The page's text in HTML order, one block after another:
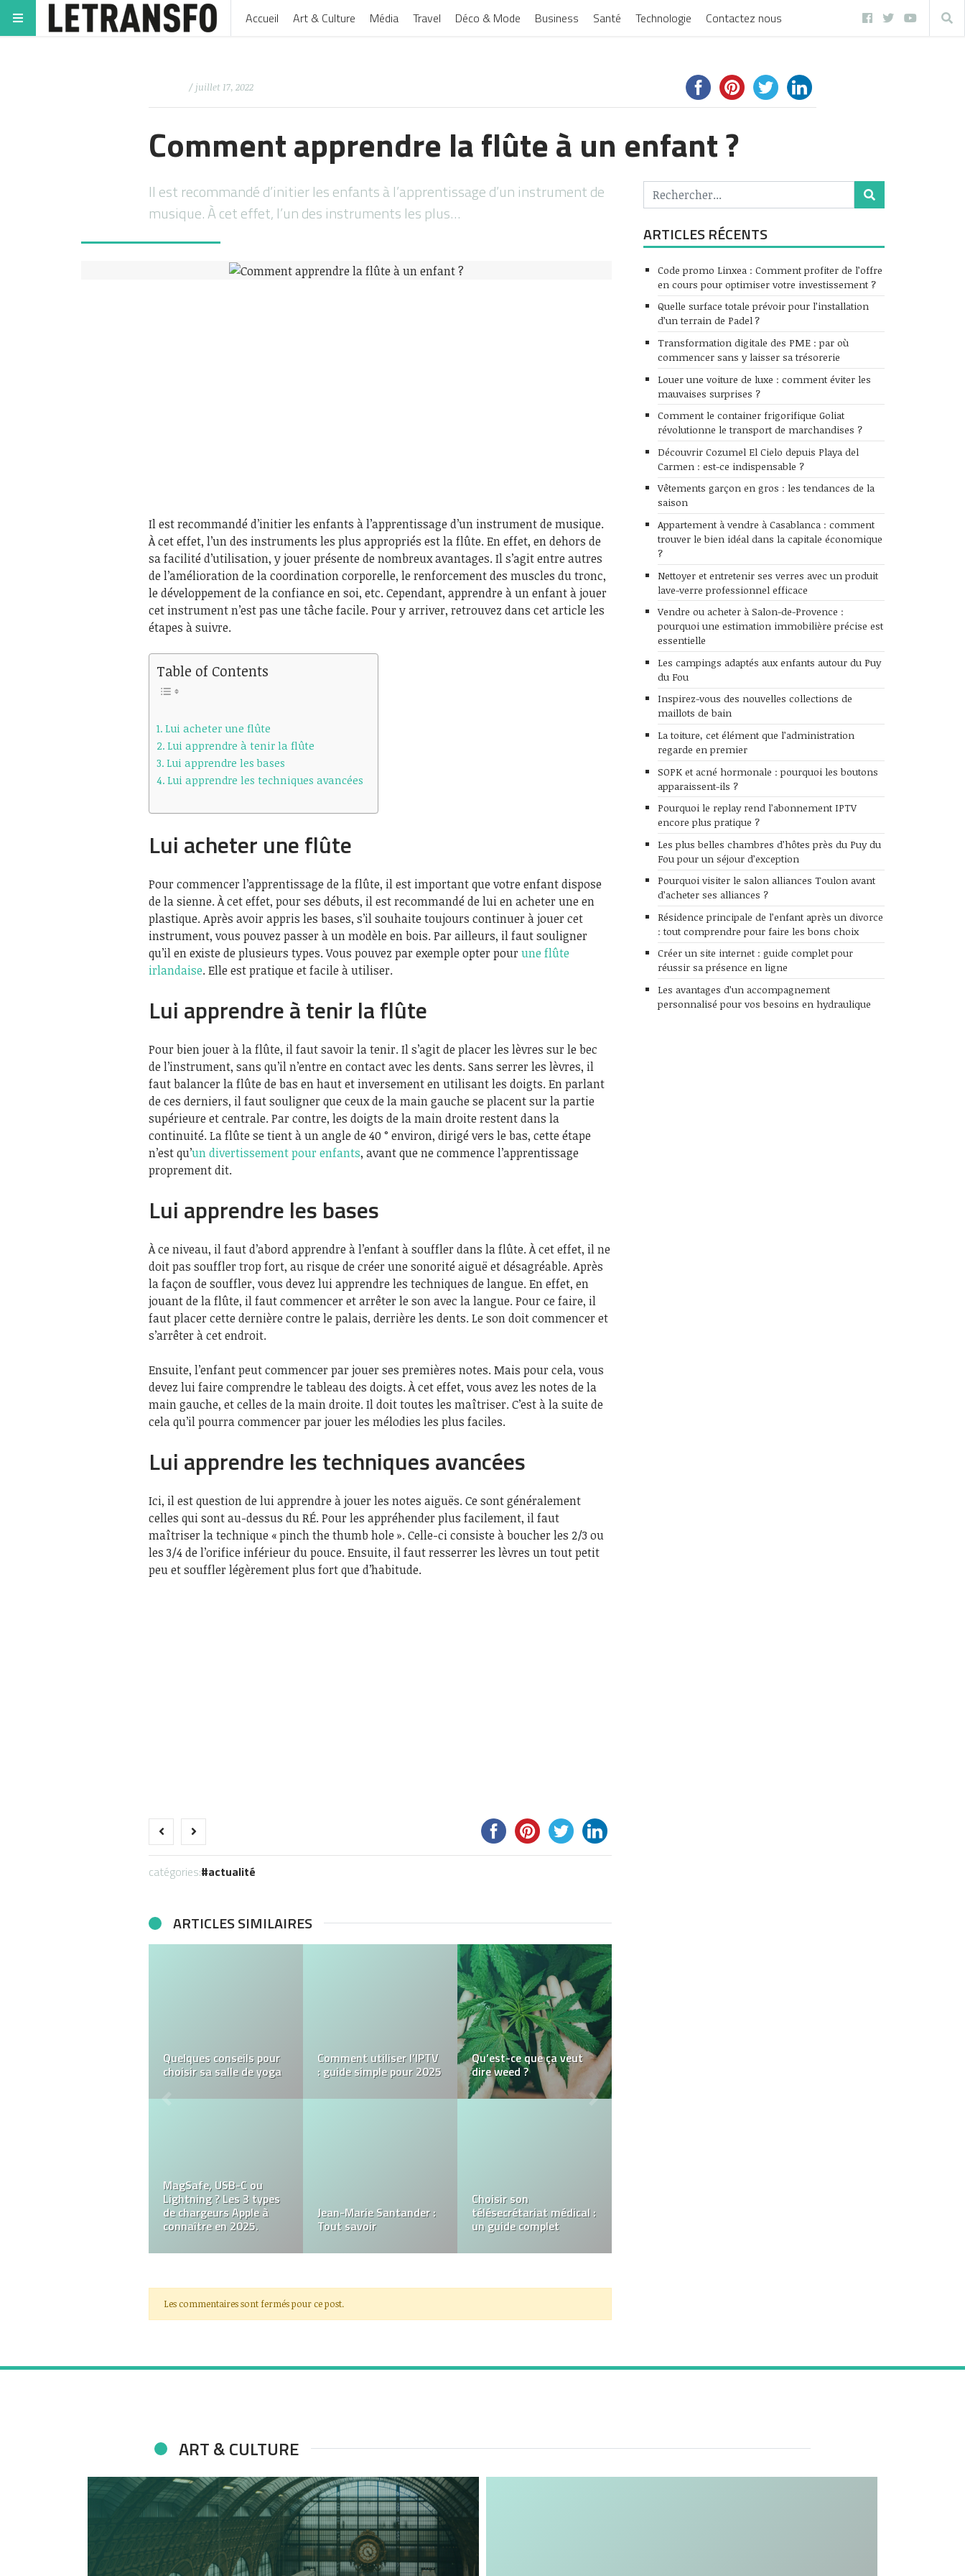
Accueil Art & Culture Média Travel Déco & Mode Business Santé Technologie Contactez nous
/ juillet 17, 2022
Comment apprendre la flûte à un enfant ?
Il est recommandé d’initier les enfants à l’apprentissage d’un instrument de
musique. À cet effet, l’un des instruments les plus…
Il est recommandé d’initier les enfants à l’apprentissage d’un instrument de musique.
À cet effet, l’un des instruments les plus appropriés est la flûte. En effet, en dehors de
sa facilité d’utilisation, y jouer présente de nombreux avantages. Il s’agit entre autres
de l’amélioration de la coordination corporelle, le renforcement des muscles du tronc,
le développement de la confiance en soi, etc. Cependant, apprendre à un enfant à jouer
cet instrument n’est pas une tâche facile. Pour y arriver, retrouvez dans cet article les
étapes à suivre.
Table of Contents
Lui acheter une flûte
Lui apprendre à tenir la flûte
Lui apprendre les bases
Lui apprendre les techniques avancées
Lui acheter une flûte
Pour commencer l’apprentissage de la flûte, il est important que votre enfant dispose
de la sienne. À cet effet, pour ses débuts, il est recommandé de lui en acheter une en
plastique. Après avoir appris les bases, s’il souhaite toujours continuer à jouer cet
instrument, vous pouvez passer à un modèle en bois. Par ailleurs, il faut souligner
qu’il en existe de plusieurs types. Vous pouvez par exemple opter pour une flûte
irlandaise. Elle est pratique et facile à utiliser.
Lui apprendre à tenir la flûte
Pour bien jouer à la flûte, il faut savoir la tenir. Il s’agit de placer les lèvres sur le bec
de l’instrument, sans qu’il n’entre en contact avec les dents. Sans serrer les lèvres, il
faut balancer la flûte de bas en haut et inversement en utilisant les doigts. En parlant
de ces derniers, il faut souligner que ceux de la main gauche se placent sur la partie
supérieure et centrale. Par contre, les doigts de la main droite restent dans la
continuité. La flûte se tient à un angle de 40 ° environ, dirigé vers le bas, cette étape
n’est qu’un divertissement pour enfants, avant que ne commence l’apprentissage
proprement dit.
Lui apprendre les bases
À ce niveau, il faut d’abord apprendre à l’enfant à souffler dans la flûte. À cet effet, il ne
doit pas souffler trop fort, au risque de créer une sonorité aiguë et désagréable. Après
la façon de souffler, vous devez lui apprendre les techniques de langue. En effet, en
jouant de la flûte, il faut commencer et arrêter le son avec la langue. Pour ce faire, il
faut placer cette dernière contre le palais, derrière les dents. Le son doit commencer et
s’arrêter à cet endroit.
Ensuite, l’enfant peut commencer par jouer ses premières notes. Mais pour cela, vous
devez lui faire comprendre le tableau des doigts. À cet effet, vous avez les notes de la
main gauche, et celles de la main droite. Il doit toutes les maîtriser. C’est à la suite de
cela qu’il pourra commencer par jouer les mélodies les plus faciles.
Lui apprendre les techniques avancées
Ici, il est question de lui apprendre à jouer les notes aiguës. Ce sont généralement
celles qui sont au-dessus du RÉ. Pour les appréhender plus facilement, il faut
maîtriser la technique « pinch the thumb hole ». Celle-ci consiste à boucher les 2/3 ou
les 3/4 de l’orifice inférieur du pouce. Ensuite, il faut resserrer les lèvres un tout petit
peu et souffler légèrement plus fort que d’habitude.
catégories: actualité
ARTICLES SIMILAIRES
Christophe : le magicien
de table à table
magicien pour votre
événement ?
Quels sont les
différents accessoires
de yoga ?
Frise de piscine claire et
frise de piscine foncée
Quel est le meilleur
service IPTV en 2026 ?
personnalisables : bien
plus qu’un simple
accessoire
Les commentaires sont fermés pour ce post.
ARTICLES RÉCENTS
Code promo Linxea : Comment profiter de l’offre
en cours pour optimiser votre investissement ?
Quelle surface totale prévoir pour l’installation
d’un terrain de Padel ?
Transformation digitale des PME : par où
commencer sans y laisser sa trésorerie
Louer une voiture de luxe : comment éviter les
mauvaises surprises ?
Comment le container frigorifique Goliat
révolutionne le transport de marchandises ?
Découvrir Cozumel El Cielo depuis Playa del
Carmen : est-ce indispensable ?
Vêtements garçon en gros : les tendances de la
saison
Appartement à vendre à Casablanca : comment
trouver le bien idéal dans la capitale économique
?
Nettoyer et entretenir ses verres avec un produit
lave-verre professionnel efficace
Vendre ou acheter à Salon-de-Provence :
pourquoi une estimation immobilière précise est
essentielle
Les campings adaptés aux enfants autour du Puy
du Fou
Inspirez-vous des nouvelles collections de
maillots de bain
La toiture, cet élément que l’administration
regarde en premier
SOPK et acné hormonale : pourquoi les boutons
apparaissent-ils ?
Pourquoi le replay rend l’abonnement IPTV
encore plus pratique ?
Les plus belles chambres d’hôtes près du Puy du
Fou pour un séjour d’exception
Pourquoi visiter le salon alliances Toulon avant
d’acheter ses alliances ?
Résidence principale de l’enfant après un divorce
: tout comprendre pour faire les bons choix
Créer un site internet : guide complet pour
réussir sa présence en ligne
Les avantages d’un accompagnement
personnalisé pour vos besoins en hydraulique
ART & CULTURE